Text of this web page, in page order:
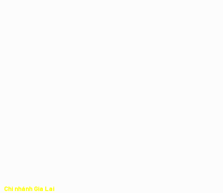
Chi nhánh Gia Lai